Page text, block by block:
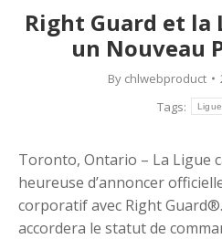
Right Guard et la
un Nouveau
By chlwebproduct
Tags:
Toronto, Ontario – La Ligue
heureuse d’annoncer
corporatif avec Right
accordera le statut de